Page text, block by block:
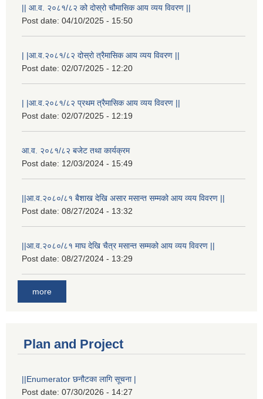
|| आ.व. २०८१/८२ को दोस्रो चौमासिक आय व्यय विवरण ||
Post date: 04/10/2025 - 15:50
| |आ.व.२०८१/८२ दोस्रो त्रैमासिक आय व्यय विवरण ||
Post date: 02/07/2025 - 12:20
| |आ.व.२०८१/८२ प्रथम त्रैमासिक आय व्यय विवरण ||
Post date: 02/07/2025 - 12:19
आ.व. २०८१/८२ बजेट तथा कार्यक्रम
Post date: 12/03/2024 - 15:49
||आ.व.२०८०/८१ बैशाख देखि असार मसान्त सम्मको आय व्यय विवरण ||
Post date: 08/27/2024 - 13:32
||आ.व.२०८०/८१ माघ देखि चैत्र मसान्त सम्मको आय व्यय विवरण ||
Post date: 08/27/2024 - 13:29
more
Plan and Project
||Enumerator छनौटका लागि सूचना |
Post date: 07/30/2026 - 14:27